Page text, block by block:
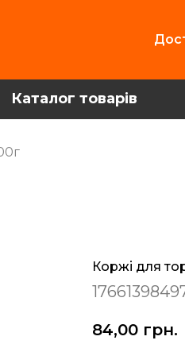
Каталог товарів
Коржі для
84,00 грн.